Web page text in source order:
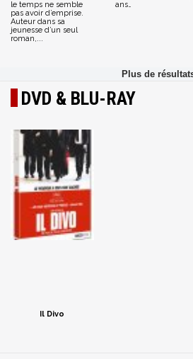
le temps ne semble
pas avoir d’emprise.
Auteur dans sa
jeunesse d’un seul
roman,...
ans…
DVD & BLU-RAY
Il Divo